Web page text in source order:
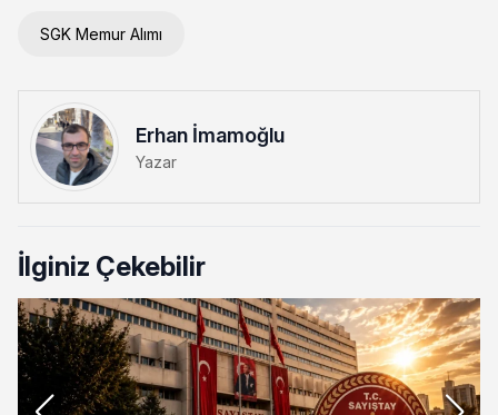
SGK Memur Alımı
Erhan İmamoğlu
Yazar
İlginiz Çekebilir